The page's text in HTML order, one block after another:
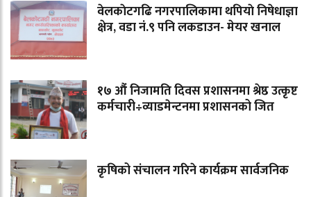
वेलकाेटगढि नगरपालिकामा थपियाे निषेधाज्ञा
क्षेत्र, वडा नं.९ पनि लकडाउन- मेयर खनाल
१७ औं निजामति दिवस प्रशासनमा श्रेष्ठ उत्कृष्ट
कर्मचारी÷व्याडमेन्टनमा प्रशासनको जित
कृषिको संचालन गरिने कार्यक्रम सार्वजनिक